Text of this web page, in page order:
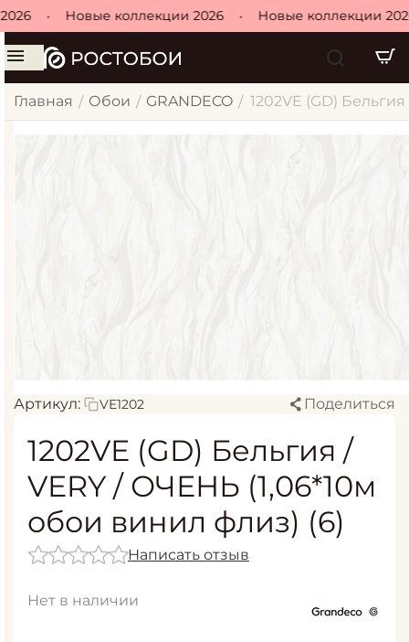
Новые коллекции 2026 Новые коллекции 2026
Главная / Обои / GRANDECO / 1202VE (GD)
Артикул: VE1202 Поделиться
1202VE (GD) Бельгия /
VERY / ОЧЕНЬ (1,06*10м
обои винил флиз) (6)
Написать отзыв
Нет в наличии